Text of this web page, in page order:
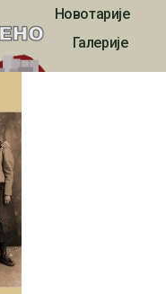
Новотарије
Галерије